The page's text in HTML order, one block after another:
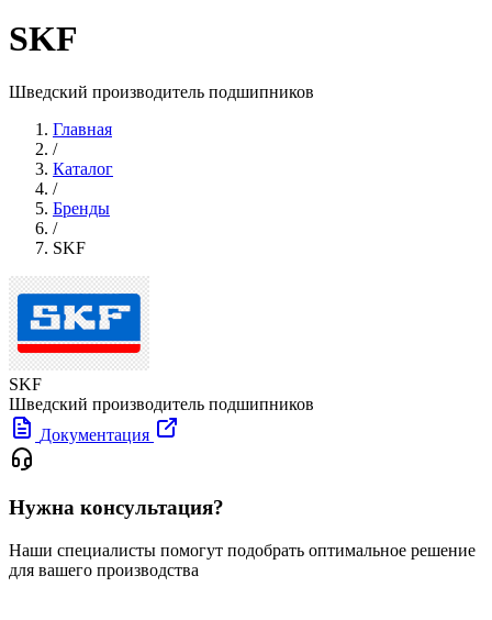
SKF
Шведский производитель подшипников
Главная
/
Каталог
/
Бренды
/
SKF
SKF
Шведский производитель подшипников
Документация
Нужна консультация?
Наши специалисты помогут подобрать оптимальное решение
для вашего производства